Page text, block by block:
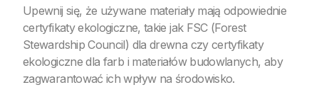
Upewnij się, że używane materiały mają odpowiednie
certyfikaty ekologiczne, takie jak FSC (Forest
Stewardship Council) dla drewna czy certyfikaty
ekologiczne dla farb i materiałów budowlanych, aby
zagwarantować ich wpływ na środowisko.